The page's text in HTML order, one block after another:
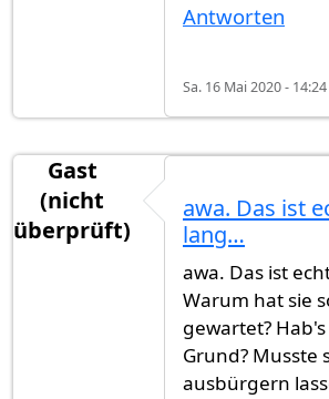
Antworten
Sa. 16 Mai 2020 - 14:24
Gast
(nicht
überprüft)
awa. Das ist
lang…
awa. Das ist
Warum hat sie
gewartet?
Grund? Musste
ausbürgern